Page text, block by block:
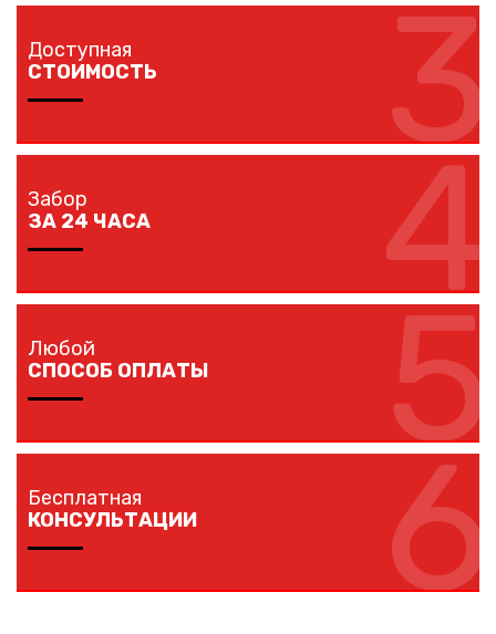
Мы доставляем комплектующие забора на любой
объект в вашем городе в кратчайшие сроки
собственным транспортом.
3
Доступная
СТОИМОСТЬ
решений по конкурентной цене.
4
Забор
ЗА 24 ЧАСА
протяженностью до 40 метров за один рабочий день.5
Любой
СПОСОБ ОПЛАТЫ
способом: наличными, банковской карточкой,
безналичным расчетом.
6
Бесплатная
КОНСУЛЬТАЦИИ